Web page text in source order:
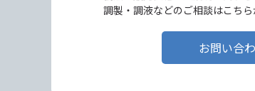
調製・調液などのご相談はこちら
お問い合